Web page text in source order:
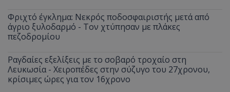
Φριχτό έγκλημα: Νεκρός ποδοσφαιριστής μετά από
άγριο ξυλοδαρμό - Τον χτύπησαν με πλάκες
πεζοδρομίου
Ραγδαίες εξελίξεις με το σοβαρό τροχαίο στη
Λευκωσία - Χειροπέδες στην σύζυγο του 27χρονου,
κρίσιμες ώρες για τον 16χρονο